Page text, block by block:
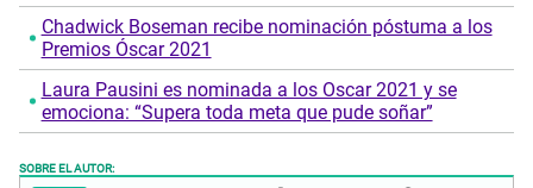
Chadwick Boseman recibe nominación póstuma a los
Premios Óscar 2021
Laura Pausini es nominada a los Oscar 2021 y se
emociona: “Supera toda meta que pude soñar”
SOBRE EL AUTOR: